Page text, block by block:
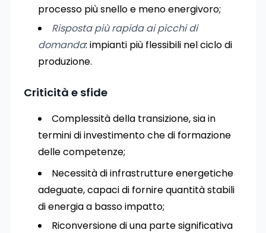
processo più snello e meno energivoro;
Risposta più rapida ai picchi di
domanda: impianti più flessibili nel ciclo di
produzione.
Criticità e sfide
Complessità della transizione, sia in
termini di investimento che di formazione
delle competenze;
Necessità di infrastrutture energetiche
adeguate, capaci di fornire quantità stabili
di energia a basso impatto;
Riconversione di una parte significativa